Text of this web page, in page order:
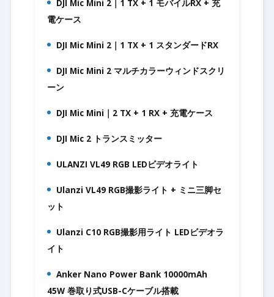
9.DJI Mic Mini 2｜1 TX + 1 モバイルRX + 充
電ケース
10.
DJI Mic Mini 2｜1 TX + 1 スタンダードRX
11.
DJI Mic Mini 2 マルチカラーウィンドスクリ
ーン
12.
DJI Mic Mini｜2 TX + 1 RX + 充電ケース
13.
DJI Mic 2 トランスミッター
14.
ULANZI VL49 RGB LEDビデオライト
15.
Ulanzi VL49 RGB撮影ライト + ミニ三脚セ
ット
16.
Ulanzi C10 RGB撮影用ライト LEDビデオラ
イト
17.
Anker Nano Power Bank 10000mAh
45W 巻取り式USB-Cケーブル搭載